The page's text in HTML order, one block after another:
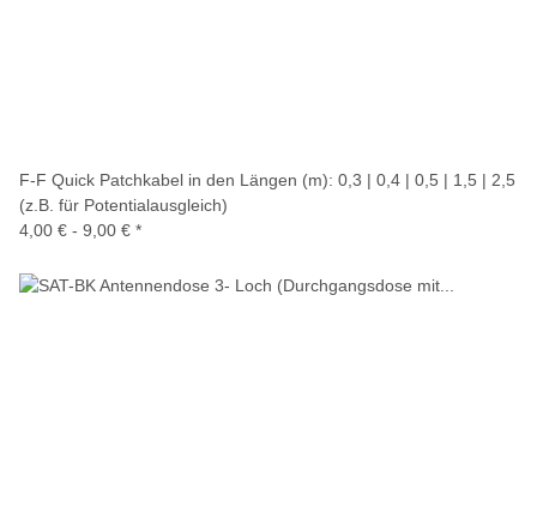
F-F Quick Patchkabel in den Längen (m): 0,3 | 0,4 | 0,5 | 1,5 | 2,5
(z.B. für Potentialausgleich)
4,00 € - 9,00 € *